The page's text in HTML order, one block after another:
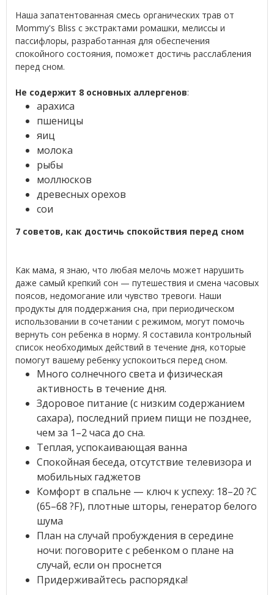
Наша запатентованная смесь органических трав от
Mommy's Bliss с экстрактами ромашки, мелиссы и
пассифлоры, разработанная для обеспечения
спокойного состояния, поможет достичь расслабления
перед сном.
Не содержит 8 основных аллергенов:
арахиса
пшеницы
яиц
молока
рыбы
моллюсков
древесных орехов
сои
7 советов, как достичь спокойствия перед сном
Как мама, я знаю, что любая мелочь может нарушить
даже самый крепкий сон — путешествия и смена часовых
поясов, недомогание или чувство тревоги. Наши
продукты для поддержания сна, при периодическом
использовании в сочетании с режимом, могут помочь
вернуть сон ребенка в норму. Я составила контрольный
список необходимых действий в течение дня, которые
помогут вашему ребенку успокоиться перед сном.
Много солнечного света и физическая
активность в течение дня.
Здоровое питание (с низким содержанием
сахара), последний прием пищи не позднее,
чем за 1–2 часа до сна.
Теплая, успокаивающая ванна
Спокойная беседа, отсутствие телевизора и
мобильных гаджетов
Комфорт в спальне — ключ к успеху: 18–20 ?С
(65–68 ?F), плотные шторы, генератор белого
шума
План на случай пробуждения в середине
ночи: поговорите с ребенком о плане на
случай, если он проснется
Придерживайтесь распорядка!